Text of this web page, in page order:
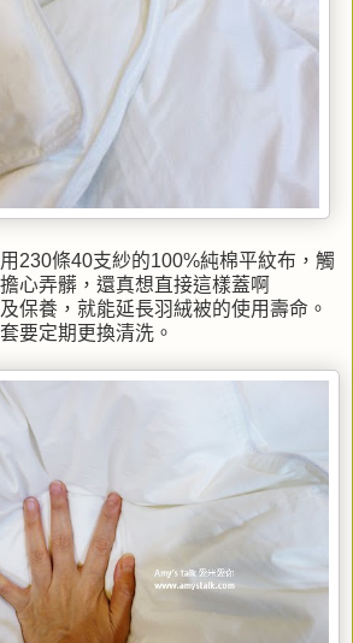
230條40支紗的100%純棉平紋布，觸
心弄髒，還真想直接這樣蓋啊
保養，就能延長羽絨被的使用壽命。
要定期更換清洗。